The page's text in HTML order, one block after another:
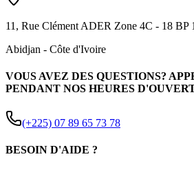
11, Rue Clément ADER Zone 4C - 18 BP
Abidjan - Côte d'Ivoire
VOUS AVEZ DES QUESTIONS?
PENDANT NOS HEURES
(+225) 07 89 65 73 78
BESOIN D'AIDE ?